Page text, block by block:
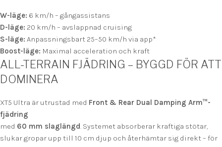
W-läge: 6 km/h – gångassistans
D-läge: 20 km/h – avslappnad cruising
S-läge: Anpassningsbart 25–50 km/h via app*
Boost-läge: Maximal acceleration och kraft
ALL-TERRAIN FJÄDRING – BYGGD FÖR ATT
DOMINERA
XT5 Ultra är utrustad med Front & Rear Dual Damping Arm™-
fjädring
med 60 mm slaglängd. Systemet absorberar kraftiga stötar,
slukar gropar upp till 10 cm djup och återhämtar sig direkt – för